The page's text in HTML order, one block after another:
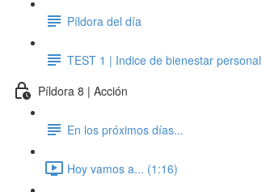
Píldora del día
TEST 1 | Indice de bienestar personal
Píldora 8 | Acción
En los próximos días...
Hoy vamos a... (1:16)